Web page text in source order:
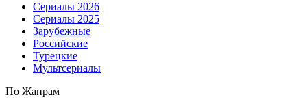
Сериалы 2026
Сериалы 2025
Зарубежные
Российские
Турецкие
Мультсериалы
По Жанрам